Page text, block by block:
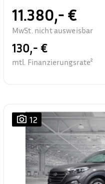
11.380,- €
MwSt. nicht ausweisbar
130,- €
mtl. Finanzierungsrate²
12